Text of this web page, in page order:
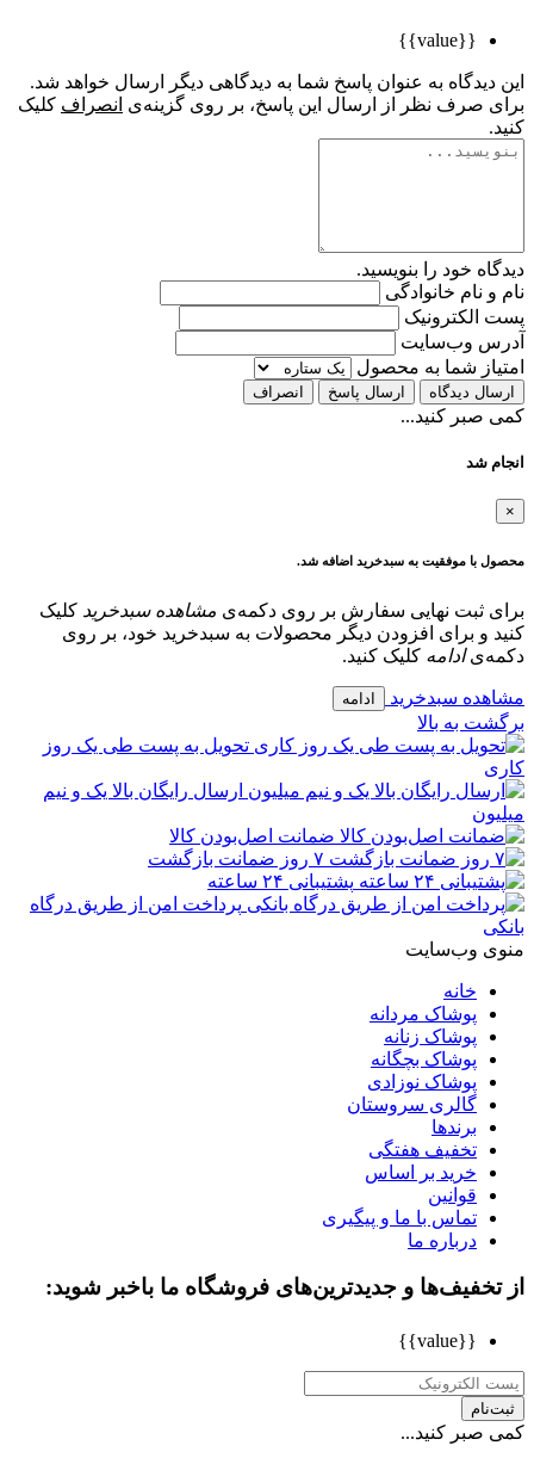
{{value}}
این دیدگاه به عنوان پاسخ شما به دیدگاهی دیگر ارسال خواهد شد.
برای صرف نظر از ارسال این پاسخ، بر روی گزینه‌ی انصراف کلیک
کنید.
دیدگاه خود را بنویسید.
نام و نام خانوادگی
پست الکترونیک
آدرس وب‌سایت
امتیاز شما به محصول
ارسال دیدگاه ارسال پاسخ انصراف
کمی صبر کنید...
انجام شد
×
محصول با موفقیت به سبدخرید اضافه شد.
برای ثبت نهایی سفارش بر روی دکمه‌ی مشاهده سبدخرید کلیک
کنید و برای افزودن دیگر محصولات به سبدخرید خود، بر روی
دکمه‌یادامه کلیک کنید.
مشاهده سبدخرید ادامه
برگشت به بالا
تحویل به پست طی یک روز
کاری
ارسال رایگان بالا یک و نیم
میلیون
ضمانت اصل‌بودن کالا
۷ روز ضمانت بازگشت
پشتیبانی ۲۴ ساعته
پرداخت امن از طریق درگاه
بانکی
منوی وب‌سایت
خانه
پوشاک مردانه
پوشاک زنانه
پوشاک بچگانه
پوشاک نوزادی
گالری سروستان
برندها
تخفیف هفتگی
خرید بر اساس
قوانین
تماس با ما و پیگیری
درباره ما
از تخفیف‌ها و جدیدترین‌های فروشگاه ما باخبر شوید:
{{value}}
ثبت‌نام
کمی صبر کنید...